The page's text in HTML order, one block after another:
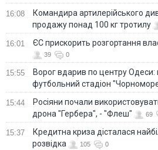
16:08
Командира артилерійського
продажу понад 100 кг тротилу
16:01 ЄС прискорить розгортання
39 0
15:55
Ворог вдарив по центру
футбольний стадіон
15:44
Росіяни почали
дрона "Гербера", - "Флеш"
69
15:37
Кредитна криза дісталася
розвідка
105 0